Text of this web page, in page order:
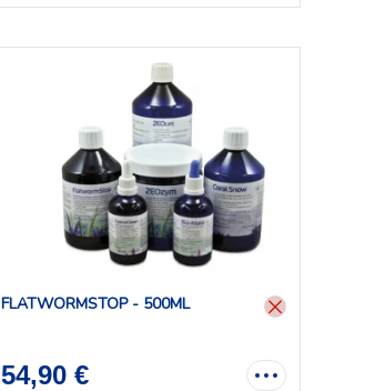
FLATWORMSTOP - 500ML
54,90 €